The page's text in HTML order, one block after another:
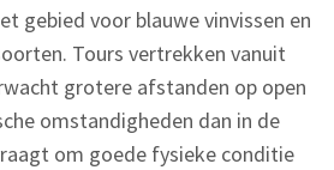
gebied voor blauwe vinvissen en
Tours vertrekken vanuit
grotere afstanden op open
omstandigheden dan in de
om goede fysieke conditie